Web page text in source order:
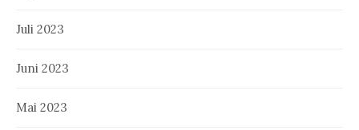
Juli 2023
Juni 2023
Mai 2023